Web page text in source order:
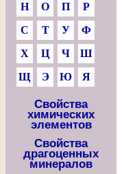
Н
О П
Р
С
Т У
Ф
Х
Ц Ч
Ш
Щ
Э Ю Я
Свойства
химических
элементов
Свойства
драгоценных
минералов